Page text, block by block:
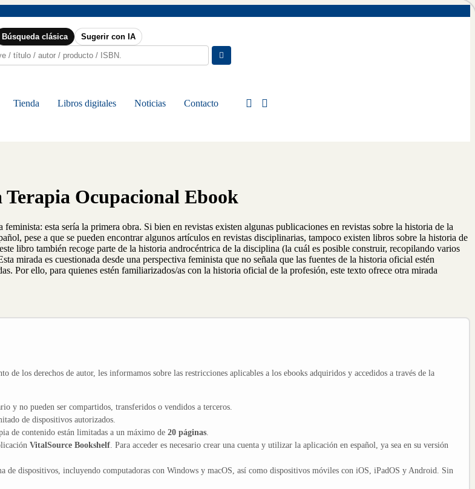
Búsqueda clásica Sugerir con IA
Tienda Libros digitales Noticias Contacto
Terapia Ocupacional Ebook
esta sería la primera obra. Si bien en revistas existen algunas publicaciones en revistas sobre la historia de la
pese a que se pueden encontrar algunos artículos en revistas disciplinarias, tampoco existen libros sobre la historia de
libro también recoge parte de la historia androcéntrica de la disciplina (la cuál es posible construir, recopilando varios
mirada es cuestionada desde una perspectiva feminista que no señala que las fuentes de la historia oficial estén
Por ello, para quienes estén familiarizados/as con la historia oficial de la profesión, este texto ofrece otra mirada
los derechos de autor, les informamos sobre las restricciones aplicables a los ebooks adquiridos y accedidos a través de la
y no pueden ser compartidos, transferidos o vendidos a terceros.
de dispositivos autorizados.
de contenido están limitadas a un máximo de 20 páginas.
VitalSource Bookshelf. Para acceder es necesario crear una cuenta y utilizar la aplicación en español, ya sea en su versión
de dispositivos, incluyendo computadoras con Windows y macOS, así como dispositivos móviles con iOS, iPadOS y Android. Sin